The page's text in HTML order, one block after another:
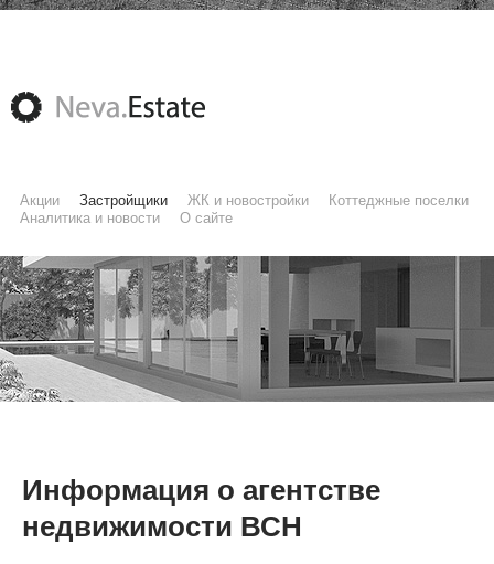
Акции Застройщики ЖК и новостройки
Коттеджные поселки
Аналитика и новости
О сайте
Информация о агентстве
недвижимости ВСН